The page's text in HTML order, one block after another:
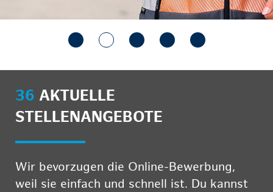
36 AKTUELLE
STELLENANGEBOTE
Wir bevorzugen die Online-Bewerbung,
weil sie einfach und schnell ist. Du kannst